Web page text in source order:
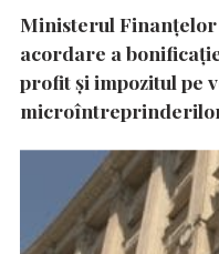
Ministerul
acordare a
profit și impozitul pe